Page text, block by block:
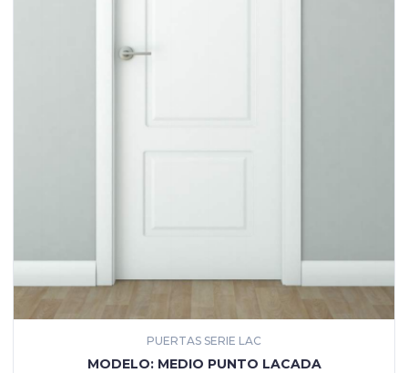
PUERTAS SERIE LAC
MODELO: MEDIO PUNTO LACADA
MÁS INFORMACIÓN